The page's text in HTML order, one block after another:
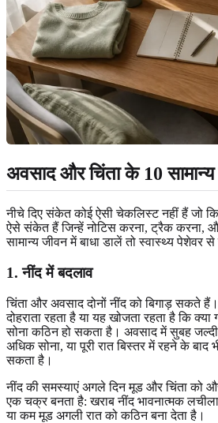
अवसाद और चिंता के 10
नीचे दिए संकेत कोई ऐसी चेकलिस्ट नहीं हैं जो
ऐसे संकेत हैं जिन्हें नोटिस करना, ट्रैक करना,
सामान्य जीवन में बाधा डालें तो स्वास्थ्य पेशेवर से
1. नींद में बदलाव
चिंता और अवसाद दोनों नींद को बिगाड़ सकते
दोहराता रहता है या यह खोजता रहता है कि
सोना कठिन हो सकता है। अवसाद में सुबह जल्दी
अधिक सोना, या पूरी रात बिस्तर में रहने के बाद
सकता है।
नींद की समस्याएं अगले दिन मूड और चिंता को
एक चक्र बनता है: खराब नींद भावनात्मक
या कम मूड अगली रात को कठिन बना देता है।